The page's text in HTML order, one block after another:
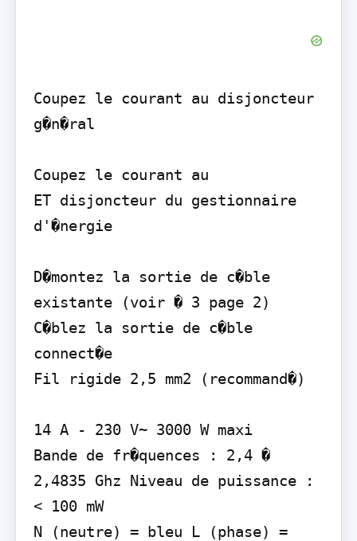
Coupez le courant au disjoncteur
g�n�ral
Coupez le courant au
ET disjoncteur du gestionnaire
d'�nergie
D�montez la sortie de c�ble
existante (voir � 3 page 2)
C�blez la sortie de c�ble
connect�e
Fil rigide 2,5 mm2 (recommand�)
14 A - 230 V~ 3000 W maxi
Bande de fr�quences : 2,4 �
2,4835 Ghz Niveau de puissance :
< 100 mW
N (neutre) = bleu L (phase) =